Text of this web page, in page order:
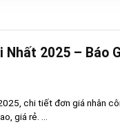
Nhất 2025 – Báo
chi tiết đơn giá nhân
giá rẻ. ...